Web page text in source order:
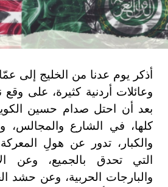
وعائلات أردنية كثيرة، على وقع
بعد أن احتل صدام حسين
كلها، في الشارع والمجالس،
والكبار، تدور عن هولِ المعركة
التي تحدق بالجميع، وعن
والبارجات الحربية، وعن حشد